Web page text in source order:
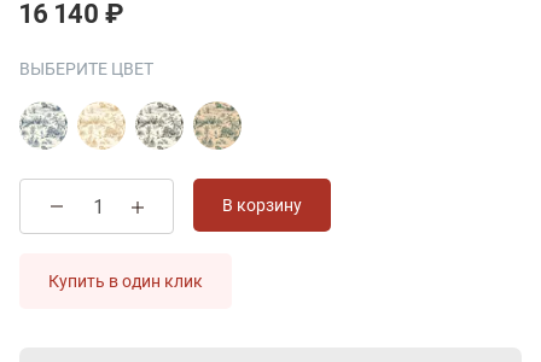
16 140 ₽
ВЫБЕРИТЕ ЦВЕТ
В корзину
Купить в один клик